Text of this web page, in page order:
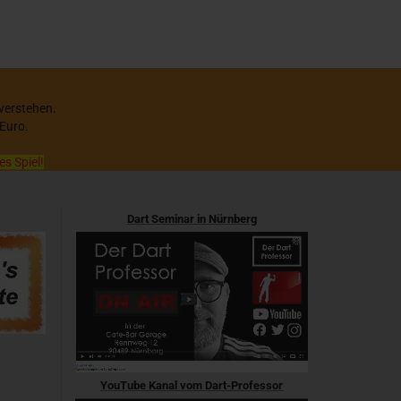
Spiel!
Dart Seminar in Nürnberg
YouTube Kanal vom Dart-Professor